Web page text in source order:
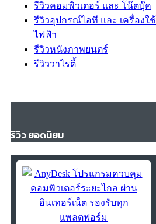
รีวิวคอมพิวเตอร์ และ โน๊ตบุ๊ค
รีวิวอุปกรณ์ไอที และ เครื่องใช้
ไฟฟ้า
รีวิวหนังภาพยนตร์
รีวิววาไรตี้
รีวิว ยอดนิยม